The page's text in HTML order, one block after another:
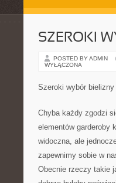
SZEROKI
POSTED BY ADMIN
WYŁĄCZONA
Szeroki wybór
Chyba każdy zgodzi
elementów garderoby
widoczna, ale
zapewnimy sobie w
Obecnie rzeczy takie